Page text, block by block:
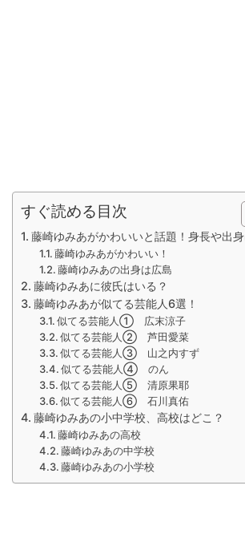
すぐ読める目次
藤崎ゆみあがかわいいと話題！身長や出身
藤崎ゆみあがかわいい！
藤崎ゆみあの出身は広島
藤崎ゆみあに彼氏はいる？
藤崎ゆみあが似てる芸能人6選！
似てる芸能人① 広末涼子
似てる芸能人② 芦田愛菜
似てる芸能人③ 山之内すず
似てる芸能人④ のん
似てる芸能人⑤ 清原果耶
似てる芸能人⑥ 石川真佑
藤崎ゆみあの小中学校、高校はどこ？
藤崎ゆみあの高校
藤崎ゆみあの中学校
藤崎ゆみあの小学校